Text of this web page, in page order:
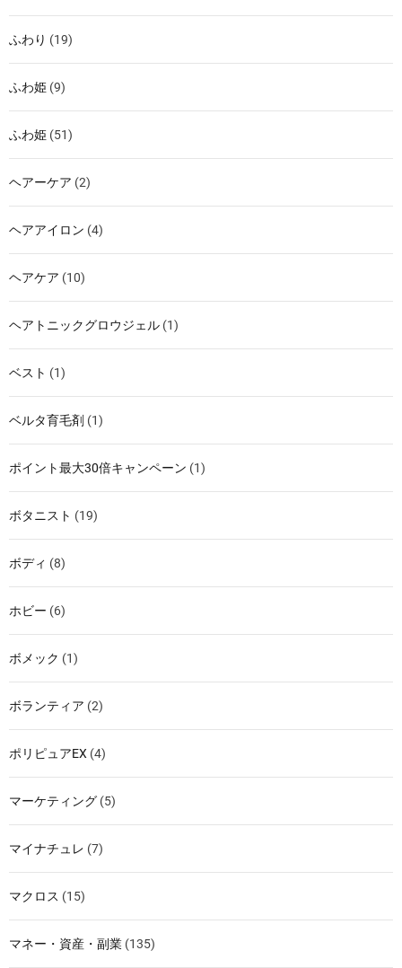
ふわり (19)
ふわ姫 (9)
ふわ姫 (51)
ヘアーケア (2)
ヘアアイロン (4)
ヘアケア (10)
ヘアトニックグロウジェル (1)
ベスト (1)
ベルタ育毛剤 (1)
ポイント最大30倍キャンペーン (1)
ボタニスト (19)
ボディ (8)
ホビー (6)
ボメック (1)
ボランティア (2)
ポリピュアEX (4)
マーケティング (5)
マイナチュレ (7)
マクロス (15)
マネー・資産・副業 (135)